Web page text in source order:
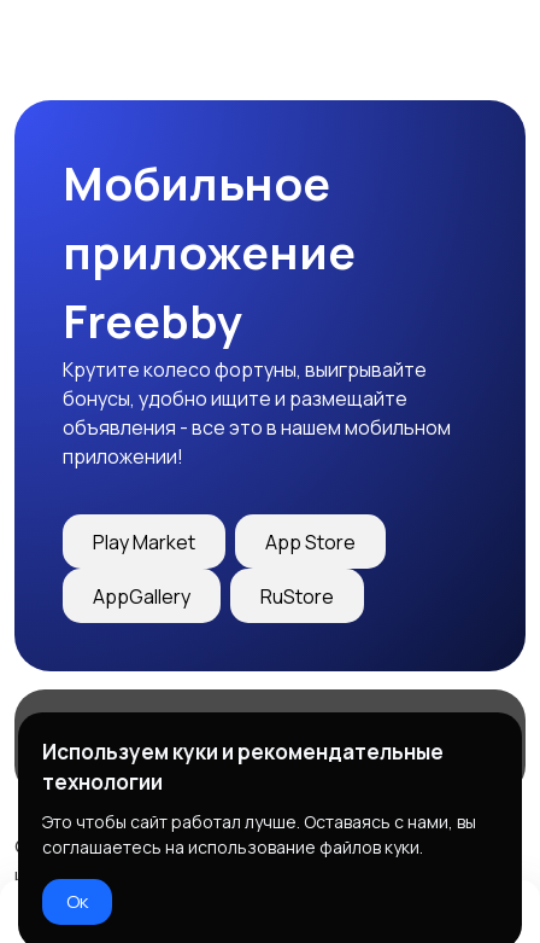
Мобильное
приложение
Freebby
Крутите колесо фортуны, выигрывайте
бонусы, удобно ищите и размещайте
объявления - все это в нашем мобильном
приложении!
Play Market App Store
AppGallery RuStore
Служба поддержки
© 2026 Freebby - Сервис бесплатных объявлений ДНР
и ЛНР
Правила сервиса
Используем куки и рекомендательные
технологии
Это чтобы сайт работал лучше. Оставаясь с нами, вы
соглашаетесь на использование файлов куки.
Ок